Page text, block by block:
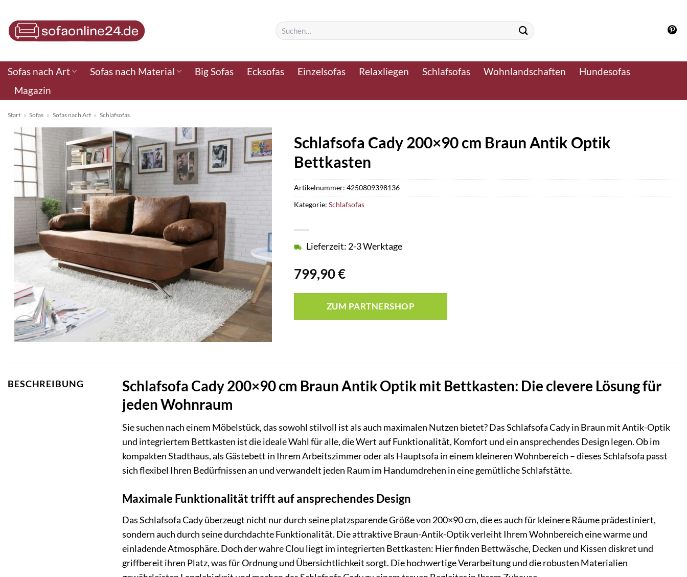
Inhalt
springen
Suchen
nach:
Sofas nach Art Sofas nach Material Big Sofas Ecksofas Einzelsofas Relaxliegen Schlafsofas Wohnlandschaften
Hundesofas
Magazin
Start » Sofas » Sofas nach Art » Schlafsofas
Schlafsofa Cady 200×90 cm Braun Antik Optik
Bettkasten
799,90€
Lieferzeit: 2-3 Werktage
ZUM PARTNERSHOP
Artikelnummer: 4250809398136
Kategorie: Schlafsofas
BESCHREIBUNG
Schlafsofa Cady 200×90 cm Braun Antik Optik mit Bettkasten: Die clevere Lösung für
jeden Wohnraum
Sie suchen nach einem Möbelstück, das sowohl stilvoll ist als auch maximalen Nutzen bietet? Das Schlafsofa Cady in Braun mit Antik-Optik
und integriertem Bettkasten ist die ideale Wahl für alle, die Wert auf Funktionalität, Komfort und ein ansprechendes Design legen. Ob im
kompakten Stadthaus, als Gästebett in Ihrem Arbeitszimmer oder als Hauptsofa in einem kleineren Wohnbereich – dieses Schlafsofa passt
sich flexibel Ihren Bedürfnissen an und verwandelt jeden Raum im Handumdrehen in eine gemütliche Schlafstätte.
Maximale Funktionalität trifft auf ansprechendes Design
Das Schlafsofa Cady überzeugt nicht nur durch seine platzsparende Größe von 200×90 cm, die es auch für kleinere Räume prädestiniert,
sondern auch durch seine durchdachte Funktionalität. Die attraktive Braun-Antik-Optik verleiht Ihrem Wohnbereich eine warme und
einladende Atmosphäre. Doch der wahre Clou liegt im integrierten Bettkasten: Hier finden Bettwäsche, Decken und Kissen diskret und
griffbereit ihren Platz, was für Ordnung und Übersichtlichkeit sorgt. Die hochwertige Verarbeitung und die robusten Materialien